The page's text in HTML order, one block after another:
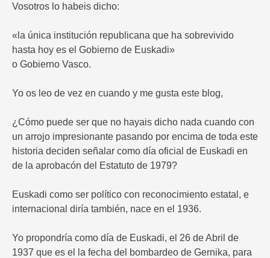
Vosotros lo habeis dicho:
«la única institución republicana que ha sobrevivido
hasta hoy es el Gobierno de Euskadi»
o Gobierno Vasco.
Yo os leo de vez en cuando y me gusta este blog,
¿Cómo puede ser que no hayais dicho nada cuando con
un arrojo impresionante pasando por encima de toda este
historia deciden señalar como día oficial de Euskadi en
de la aprobacón del Estatuto de 1979?
Euskadi como ser político con reconocimiento estatal, e
internacional diría también, nace en el 1936.
Yo propondría como día de Euskadi, el 26 de Abril de
1937 que es el la fecha del bombardeo de Gernika, para